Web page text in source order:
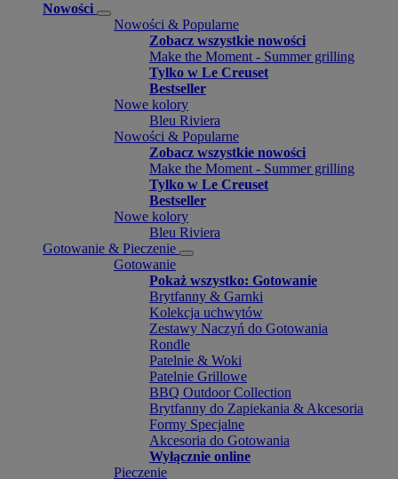
Nowości
Nowości & Popularne
Zobacz wszystkie nowości
Make the Moment - Summer grilling
Tylko w Le Creuset
Bestseller
Nowe kolory
Bleu Riviera
Nowości & Popularne
Zobacz wszystkie nowości
Make the Moment - Summer grilling
Tylko w Le Creuset
Bestseller
Nowe kolory
Bleu Riviera
Gotowanie & Pieczenie
Gotowanie
Pokaż wszystko: Gotowanie
Brytfanny & Garnki
Kolekcja uchwytów
Zestawy Naczyń do Gotowania
Rondle
Patelnie & Woki
Patelnie Grillowe
BBQ Outdoor Collection
Brytfanny do Zapiekania & Akcesoria
Formy Specjalne
Akcesoria do Gotowania
Wyłącznie online
Pieczenie